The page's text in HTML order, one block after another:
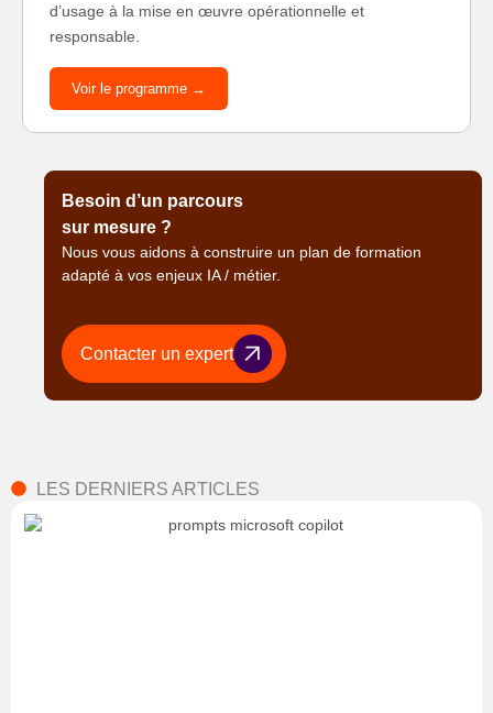
d’usage à la mise en œuvre opérationnelle et
responsable.
Voir le programme →
Besoin d’un parcours
sur mesure ?
Nous vous aidons à construire un plan de formation
adapté à vos enjeux IA / métier.
Contacter un expert
LES DERNIERS ARTICLES